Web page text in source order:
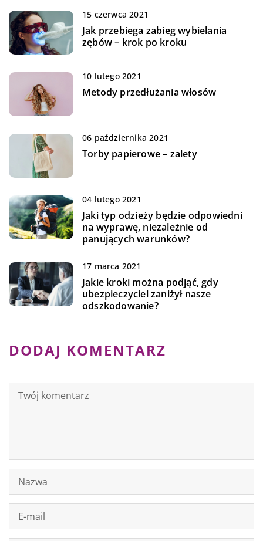
15 czerwca 2021
Jak przebiega zabieg wybielania
zębów – krok po kroku
10 lutego 2021
Metody przedłużania włosów
06 października 2021
Torby papierowe – zalety
04 lutego 2021
Jaki typ odzieży będzie odpowiedni
na wyprawę, niezależnie od
panujących warunków?
17 marca 2021
Jakie kroki można podjąć, gdy
ubezpieczyciel zaniżył nasze
odszkodowanie?
DODAJ KOMENTARZ